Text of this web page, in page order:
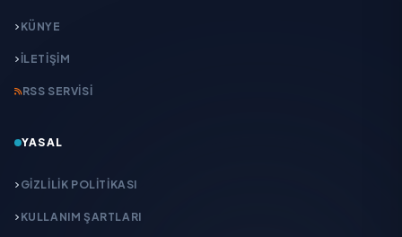
KÜNYE
İLETIŞIM
RSS SERVISI
YASAL
GIZLILIK POLITIKASI
KULLANIM ŞARTLARI